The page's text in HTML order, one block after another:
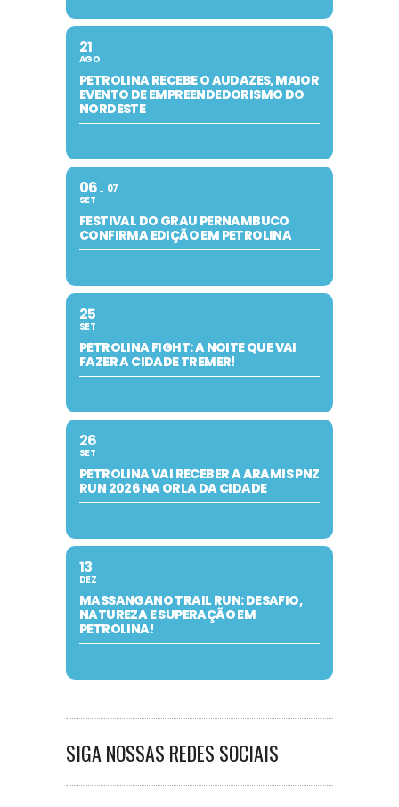
21
AGO
PETROLINA RECEBE O AUDAZES, MAIOR
EVENTO DE EMPREENDEDORISMO DO
NORDESTE
06
SET
07
FESTIVAL DO GRAU PERNAMBUCO
CONFIRMA EDIÇÃO EM PETROLINA
25
SET
PETROLINA FIGHT: A NOITE QUE VAI
FAZER A CIDADE TREMER!
26
SET
PETROLINA VAI RECEBER A ARAMIS PNZ
RUN 2026 NA ORLA DA CIDADE
13
DEZ
MASSANGANO TRAIL RUN: DESAFIO,
NATUREZA E SUPERAÇÃO EM
PETROLINA!
SIGA NOSSAS REDES SOCIAIS